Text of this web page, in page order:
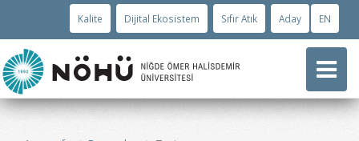
Kalite Dijital Ekosistem Sıfır Atık Aday EN